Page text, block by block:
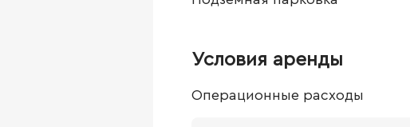
Условия аренды
Операционные расходы